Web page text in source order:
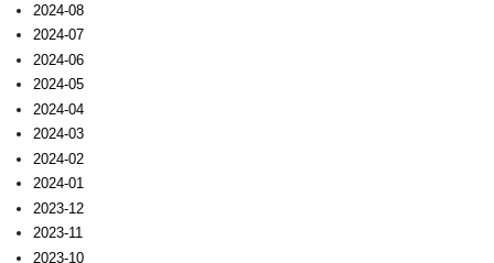
2024-08
2024-07
2024-06
2024-05
2024-04
2024-03
2024-02
2024-01
2023-12
2023-11
2023-10